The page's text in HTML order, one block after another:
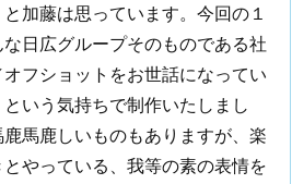
加藤は思っています。今回の１
日広グループそのものである社
フショットをお世話になってい
いう気持ちで制作いたしまし
馬鹿しいものもありますが、楽
やっている、我等の素の表情を